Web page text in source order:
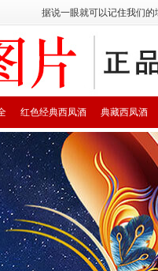
据说一眼就可以记住我们
典藏西凤酒
红色经典西凤酒